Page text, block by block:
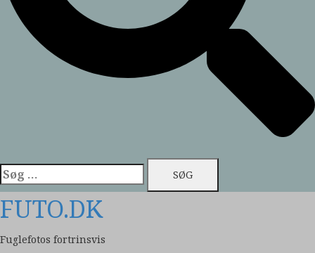
Søg
efter:
FUTO.DK
Fuglefotos fortrinsvis